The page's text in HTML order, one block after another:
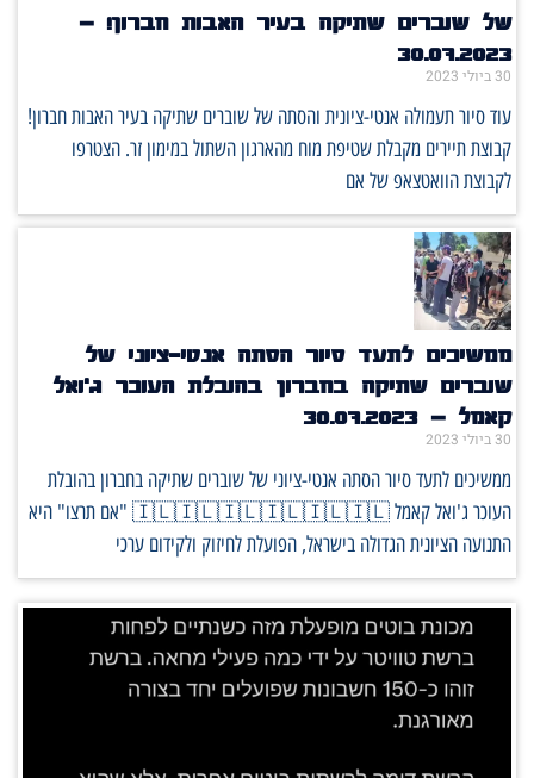
של שוברים שתיקה בעיר האבות חברון! –
30.07.2023
30 ביולי 2023
עוד סיור תעמולה אנטי-ציונית והסתה של שוברים שתיקה בעיר האבות חברון!
קבוצת תיירים מקבלת שטיפת מוח מהארגון השתול במימון זר. הצטרפו
לקבוצת הוואטצאפ של אם
ממשיכים לתעד סיור הסתה אנטי-ציוני של
שוברים שתיקה בחברון בהובלת העוכר ג'ואל
קאמל – 30.07.2023
30 ביולי 2023
ממשיכים לתעד סיור הסתה אנטי-ציוני של שוברים שתיקה בחברון בהובלת
העוכר ג'ואל קאמל 🇮🇱🇮🇱🇮🇱🇮🇱🇮🇱🇮🇱 "אם תרצו" היא
התנועה הציונית הגדולה בישראל, הפועלת לחיזוק ולקידום ערכי